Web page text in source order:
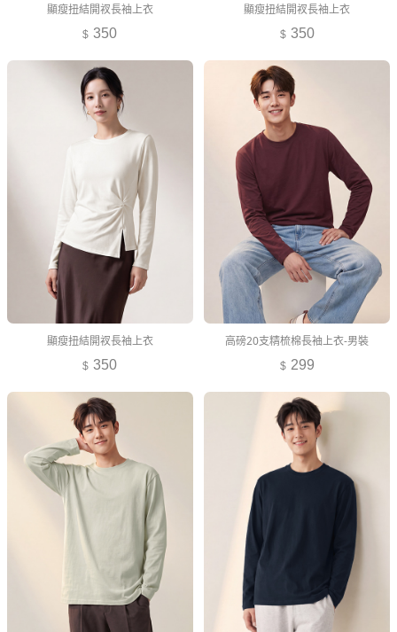
顯瘦扭結開衩長袖上衣
350
顯瘦扭結開衩長袖上衣
350
顯瘦扭結開衩長袖上衣
350
高磅20支精梳棉長袖上衣-男裝
299